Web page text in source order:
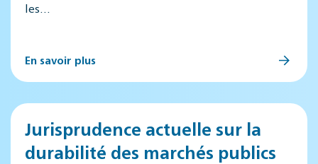
les…
En savoir plus
Jurisprudence actuelle sur la
durabilité des marchés publics